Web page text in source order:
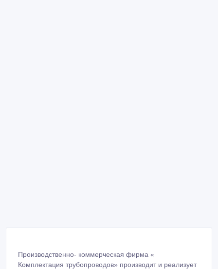
Производственно- коммерческая фирма «
Комплектация трубопроводов» производит и реализует